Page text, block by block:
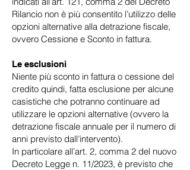
Rilancio non è più consentito l’utilizzo delle
opzioni alternative alla detrazione fiscale,
ovvero Cessione e Sconto in fattura.
Le esclusioni
Niente più sconto in fattura o cessione del
credito quindi, fatta esclusione per alcune
casistiche che potranno continuare ad
utilizzare le opzioni alternative (ovvero la
detrazione fiscale annuale per il numero di
anni previsto dall’intervento).
In particolare all’art. 2, comma 2 del nuovo
Decreto Legge n. 11/2023, è previsto che